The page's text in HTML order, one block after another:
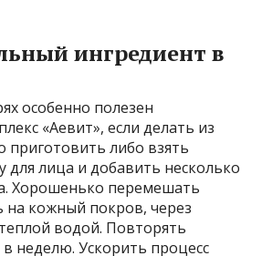
ингредиент в
особенно полезен
«Аевит», если делать из
приготовить либо взять
для лица и добавить несколько
Хорошенько перемешать
на кожный покров, через
водой. Повторять
неделю. Ускорить процесс